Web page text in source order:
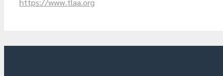
https://www.tlaa.org